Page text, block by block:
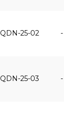
QDN-25-02 -
QDN-25-03 -